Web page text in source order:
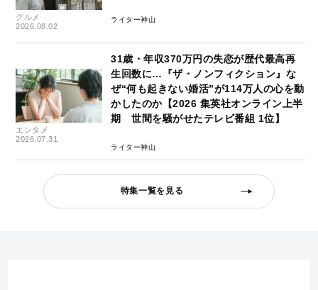
グルメ
2026.08.02
ライター神山
エンタメ
2026.07.31
31歳・年収370万円の失恋が歴代最高再
生回数に…『ザ・ノンフィクション』な
ぜ“何も起きない婚活”が114万人の心を動
かしたのか【2026 集英社オンライン上半
期 世間を騒がせたテレビ番組 1位】
ライター神山
特集一覧を見る